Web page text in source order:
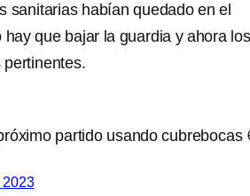
sanitarias habían quedado en el
que bajar la guardia y ahora los
partido usando cubrebocas
2023